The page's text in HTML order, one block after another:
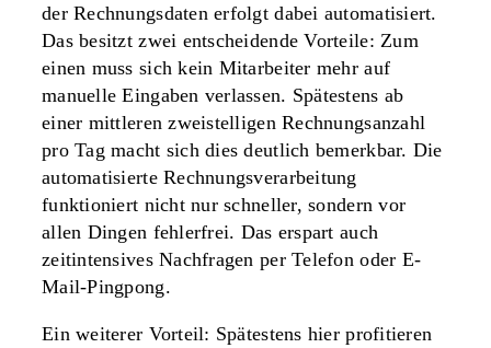
der Rechnungsdaten erfolgt dabei automatisiert.
Das besitzt zwei entscheidende Vorteile: Zum
einen muss sich kein Mitarbeiter mehr auf
manuelle Eingaben verlassen. Spätestens ab
einer mittleren zweistelligen Rechnungsanzahl
pro Tag macht sich dies deutlich bemerkbar. Die
automatisierte Rechnungsverarbeitung
funktioniert nicht nur schneller, sondern vor
allen Dingen fehlerfrei. Das erspart auch
zeitintensives Nachfragen per Telefon oder E-
Mail-Pingpong.
Ein weiterer Vorteil: Spätestens hier profitieren